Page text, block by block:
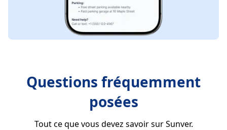
Questions fréquemment
posées
Tout ce que vous devez savoir sur Sunver.